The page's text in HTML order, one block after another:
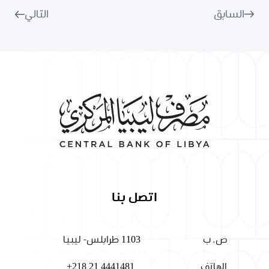
السابق التالي
اتصل بنا
ص. ب 1103 طرابلس- ليبيا
الهاتف +218 21 4441481